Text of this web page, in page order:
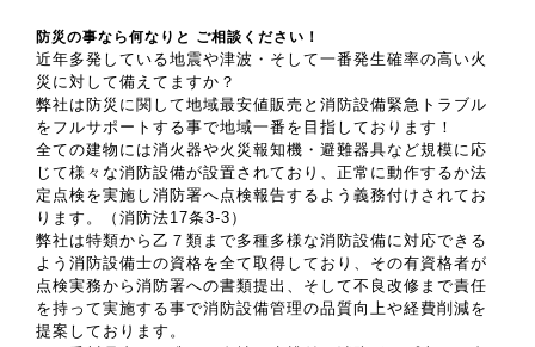
防災の事なら何なりと ご相談ください！
近年多発している地震や津波・そして一番発生確率の高い火
災に対して備えてますか？
弊社は防災に関して地域最安値販売と消防設備緊急トラブル
をフルサポートする事で地域一番を目指しております！
全ての建物には消火器や火災報知機・避難器具など規模に応
じて様々な消防設備が設置されており、正常に動作するか法
定点検を実施し消防署へ点検報告するよう義務付けされてお
ります。（消防法17条3-3）
弊社は特類から乙７類まで多種多様な消防設備に対応できる
よう消防設備士の資格を全て取得しており、その有資格者が
点検実務から消防署への書類提出、そして不良改修まで責任
を持って実施する事で消防設備管理の品質向上や経費削減を
提案しております。